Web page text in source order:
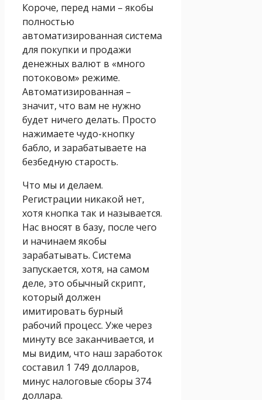
Короче, перед нами – якобы
полностью
автоматизированная система
для покупки и продажи
денежных валют в «много
потоковом» режиме.
Автоматизированная –
значит, что вам не нужно
будет ничего делать. Просто
нажимаете чудо-кнопку
бабло, и зарабатываете на
безбедную старость.
Что мы и делаем.
Регистрации никакой нет,
хотя кнопка так и называется.
Нас вносят в базу, после чего
и начинаем якобы
зарабатывать. Система
запускается, хотя, на самом
деле, это обычный скрипт,
который должен
имитировать бурный
рабочий процесс. Уже через
минуту все заканчивается, и
мы видим, что наш заработок
составил 1 749 долларов,
минус налоговые сборы 374
доллара.